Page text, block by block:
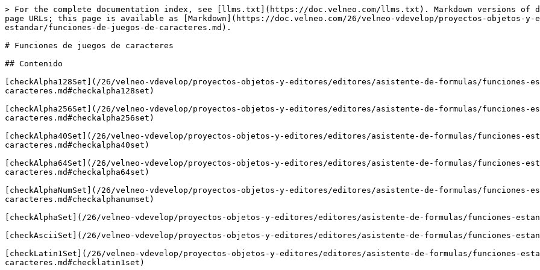
> For the complete documentation index, see [llms.txt](https://doc.velneo.com/llms.txt). Markdown versions of documentation pages are available by appending `.md` to page URLs; this page is available as [Markdown](https://doc.velneo.com/26/velneo-vdevelop/proyectos-objetos-y-editores/editores/asistente-de-formulas/funciones-estandar/funciones-de-juegos-de-caracteres.md).

# Funciones de juegos de caracteres

## Contenido

[checkAlpha128Set](/26/velneo-vdevelop/proyectos-objetos-y-editores/editores/asistente-de-formulas/funciones-estandar/funciones-de-juegos-de-caracteres.md#checkalpha128set)

[checkAlpha256Set](/26/velneo-vdevelop/proyectos-objetos-y-editores/editores/asistente-de-formulas/funciones-estandar/funciones-de-juegos-de-caracteres.md#checkalpha256set)

[checkAlpha40Set](/26/velneo-vdevelop/proyectos-objetos-y-editores/editores/asistente-de-formulas/funciones-estandar/funciones-de-juegos-de-caracteres.md#checkalpha40set)

[checkAlpha64Set](/26/velneo-vdevelop/proyectos-objetos-y-editores/editores/asistente-de-formulas/funciones-estandar/funciones-de-juegos-de-caracteres.md#checkalpha64set)

[checkAlphaNumSet](/26/velneo-vdevelop/proyectos-objetos-y-editores/editores/asistente-de-formulas/funciones-estandar/funciones-de-juegos-de-caracteres.md#checkalphanumset)

[checkAlphaSet](/26/velneo-vdevelop/proyectos-objetos-y-editores/editores/asistente-de-formulas/funciones-estandar/funciones-de-juegos-de-caracteres.md#checkalphaset)

[checkAsciiSet](/26/velneo-vdevelop/proyectos-objetos-y-editores/editores/asistente-de-formulas/funciones-estandar/funciones-de-juegos-de-caracteres.md#checkasciiset)

[checkLatin1Set](/26/velneo-vdevelop/proyectos-objetos-y-editores/editores/asistente-de-formulas/funciones-estandar/funciones-de-juegos-de-caracteres.md#checklatin1set)

[checkNumSet](/26/velneo-vdevelop/proyectos-objetos-y-editores/editores/asistente-de-formulas/funciones-estandar/funciones-de-juegos-de-caracteres.md#checknumset)

[checkOwnSet](/26/velneo-vdevelop/proyectos-objetos-y-editores/editores/asistente-de-formulas/funciones-estandar/funciones-de-juegos-de-caracteres.md#checkownset)

[getAlpha128Char](/26/velneo-vdevelop/proyectos-objetos-y-editores/editores/asistente-de-formulas/funciones-estandar/funciones-de-juegos-de-caracteres.md#getalpha128char)

[getAlpha128CharCode](/26/velneo-vdevelop/proyectos-objetos-y-editores/editores/asistente-de-formulas/funciones-estandar/funciones-de-juegos-de-caracteres.md#getalpha128charcode)

[getAlpha256Char](/26/velneo-vdevelop/proyectos-objetos-y-editores/editores/asistente-de-formulas/funciones-estandar/funciones-de-juegos-de-caracteres.md#getalpha256char)

[getAlpha256CharCode](/26/velneo-vdevelop/proyectos-objetos-y-editores/editores/asistente-de-formulas/funciones-estandar/funciones-de-juegos-de-caracteres.md#getalpha256charcode)

[getAlpha40Char](/26/velneo-vdevelop/proyectos-objetos-y-editores/editores/asistente-de-formulas/funciones-estandar/funciones-de-juegos-de-caracteres.md#getalpha40char)

[getAlpha40CharCode](/26/velneo-vdevelop/proyectos-objetos-y-editores/editores/asistente-de-formulas/funciones-estandar/funciones-de-juegos-de-caracteres.md#getalpha40charcode)

[getAlpha64Char](/26/velneo-vdevelop/proyectos-objetos-y-editores/editores/asistente-de-formulas/funciones-estandar/funciones-de-juegos-de-caracteres.md#getalpha64char)

[getAlpha64CharCode](/26/velneo-vdevelop/proyectos-objetos-y-editores/editores/asistente-de-formulas/funciones-estandar/funciones-de-juegos-de-caracteres.md#getalpha64charcode)

[getAsciiChar](/26/velneo-vdevelop/proyectos-objetos-y-editores/editores/asistente-de-formulas/funciones-estandar/funciones-de-juegos-de-caracteres.md#getasciichar)

[getAsciiCharCode](/26/velneo-vdevelop/proyectos-objetos-y-editores/editores/asistente-de-formulas/funciones-estandar/funciones-de-juegos-de-caracteres.md#getasciicharcode)

[getLatin1Char](/26/velneo-vdevelop/proyectos-objetos-y-editores/editores/asistente-de-formulas/funciones-estandar/funciones-de-juegos-de-caracteres.md#getlatin1char)

[getLatin1CharCode](/26/velneo-vdevelop/proyectos-objetos-y-editores/editores/asistente-de-formulas/funciones-estandar/funciones-de-juegos-de-caracteres.md#getlatin1charcode)

[stringToAlpha128](/26/velneo-vdevelop/proyectos-objetos-y-editores/editores/asistente-de-formulas/funciones-estandar/funciones-de-juegos-de-caracteres.md#stringtoalpha128)

[stringToAlpha256](/26/velneo-vdevelop/proyectos-objetos-y-editores/editores/asistente-de-formulas/funciones-estandar/funciones-de-juegos-de-caracteres.md#stringtoalpha256)

[stringToAlpha40](/26/velneo-vdevelop/proyectos-objetos-y-editores/editores/asistente-de-formulas/funciones-estandar/funciones-de-juegos-de-caracteres.md#stringtoalpha40)

[stringToAlpha64](/26/velneo-vdevelop/proyectos-objetos-y-editores/editores/asistente-de-formulas/funciones-estandar/funciones-de-juegos-de-caracteres.md#stringtoalpha64)

[stringToAscii](/26/velneo-vdevelop/proyectos-objetos-y-editores/editores/asistente-de-formulas/funciones-estandar/funciones-de-juegos-de-caracteres.md#stringtoascii)

[stringToLatin1](/26/velneo-vdevelop/proyectos-objetos-y-editores/editores/asistente-de-formulas/funciones-estandar/funciones-de-juegos-de-caracteres.md#stringtolatin1)

## Juegos de caracteres

Conjunto de [Funciones de fórmula](/26/velneo-vdevelop/proyectos-objetos-y-editores/editores/asistente-de-formulas.md) que trabajan con juegos de caracteres permitiéndonos conocer el juego de caracteres de las cadenas y obtener sus códigos y caracteres.

### checkAlpha128Set

Verifica si todos los caracteres de la cadena pertenecen al juego de caracteres.

#### Sintaxis

checkAlpha128Set(cadena)

#### Parámetros

**cadena**

Cadena cuyos caracteres queremos comprobar si se encuentran en el juego de caracteres Alfa 128. Esta cadena puede ser un literal, una variable, un campo, el retorno de una función, etc.

Retornará 1 si todos los caracteres de la cadena están en el juego de caracteres y 0 si no es así.

#### Ejemplo

`checkAlpha128Set("Prueba")` = 0

### checkAlpha256Set

Verifica si todos los caracteres de la cadena pertenecen al juego de caracteres.

#### Sintaxis

checkAlpha256Set(cadena)

#### Parámetros

**cadena**

Cadena cuyos caracteres queremos comprobar si se encuentran en el juego de caracteres Alfa 256. Esta cadena puede ser un literal, una variable, un campo, el retorno de una función, etc.

Retornará 1 si todos los caracteres de la cadena están en el juego de caracteres y 0 si no es así.

#### Ejemplo

`checkAlpha256Set("Prueba")` = 1

### checkAlpha40Set

Verifica si todos los caracteres de la cadena pertenecen al juego de